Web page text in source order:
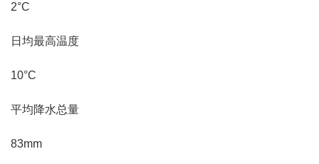
2°C
日均最高温度
10°C
平均降水总量
83mm